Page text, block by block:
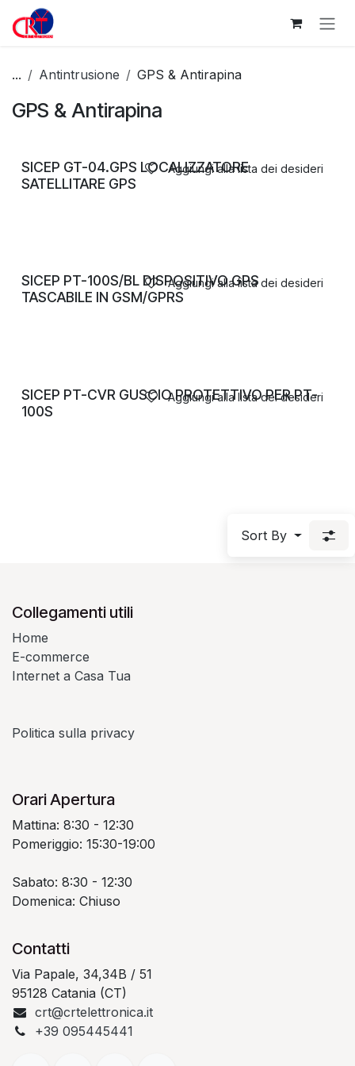
Passa al contenuto
... Antintrusione GPS & Antirapina
GPS & Antirapina
SICEP GT-04.GPS LOCALIZZATORE
SATELLITARE GPS
Aggiungi alla lista dei desideri
SICEP PT-100S/BL DISPOSITIVO GPS
TASCABILE IN GSM/GPRS
Aggiungi alla lista dei desideri
SICEP PT-CVR GUSCIO PROTETTIVO PER PT-
100S
Aggiungi alla lista dei desideri
Sort By
Collegamenti utili
Home
E-commerce
Internet a Casa Tua
Politica sulla privacy
Orari Apertura
Mattina: 8:30 - 12:30
Pomeriggio: 15:30-19:00
Sabato: 8:30 - 12:30
Domenica: Chiuso
Contatti
Via Papale, 34,34B / 51
95128 Catania (CT)
crt@crtelettronica.it
+39 095445441